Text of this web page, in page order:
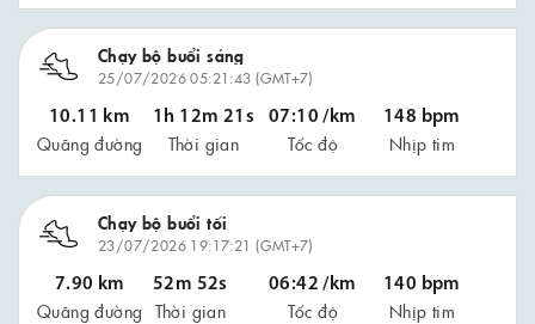
Chạy bộ buổi sáng
25/07/2026 05:21:43 (GMT+7)
10.11 km
Quãng đường
1h 12m 21s
Thời gian
07:10 /km
Tốc độ
148 bpm
Nhịp tim
Chạy bộ buổi tối
23/07/2026 19:17:21 (GMT+7)
7.90 km
Quãng đường
52m 52s
Thời gian
06:42 /km
Tốc độ
140 bpm
Nhịp tim